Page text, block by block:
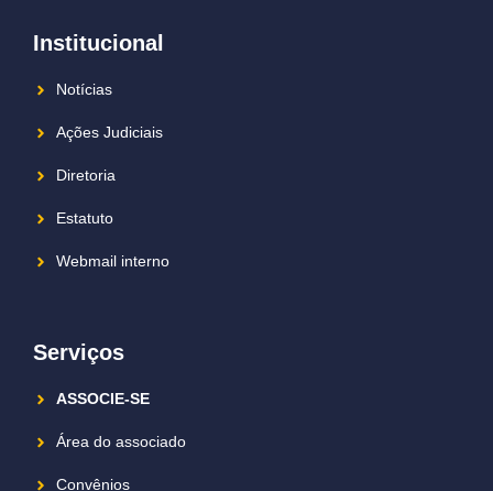
Institucional
Notícias
Ações Judiciais
Diretoria
Estatuto
Webmail interno
Serviços
ASSOCIE-SE
Área do associado
Convênios